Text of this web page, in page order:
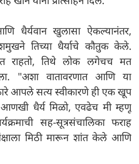
धैर्यवान खुलासा ऐकल्यानंतर,
तिच्या धैर्याचे कौतुक केले.
राहतो, तिथे लोक लगेचच मत
"अशा वातावरणात आणि या
आपले सत्य स्वीकारणे ही एक खूप
धैर्य मिळो, एवढेच मी म्हणू
सह-सूत्रसंचालिका फराह
मिठी मारून शांत केले आणि